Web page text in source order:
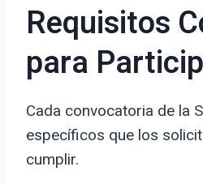
Requisitos
para
Cada convocatoria de la
específicos que los
cumplir.